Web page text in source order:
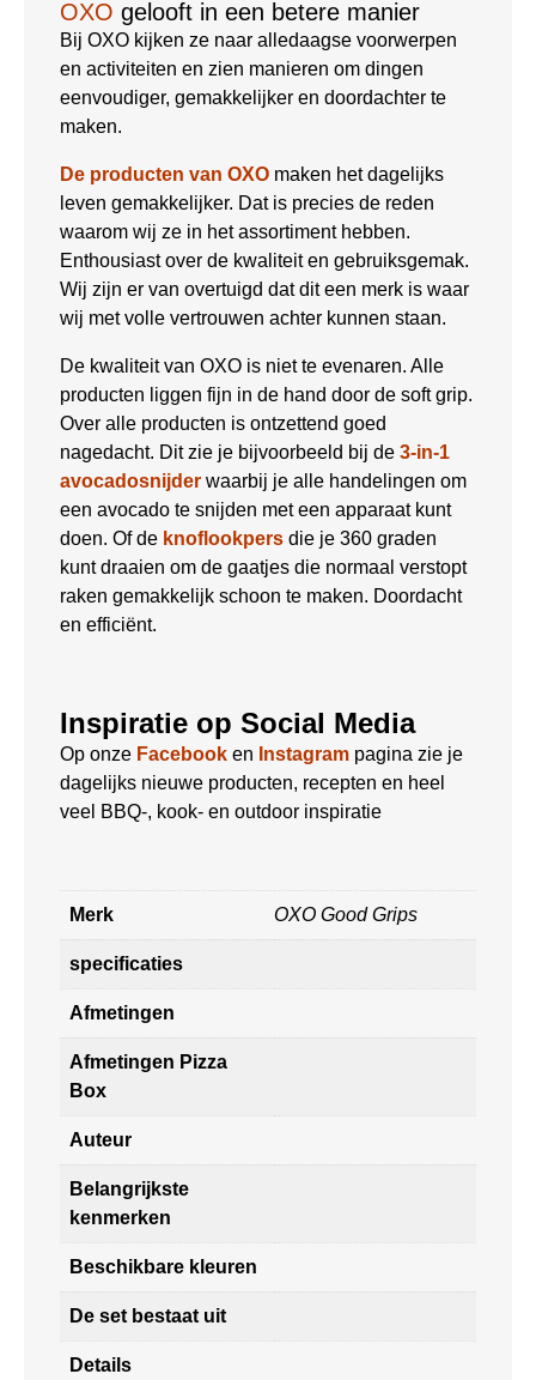
OXO gelooft in een betere manier
Bij OXO kijken ze naar alledaagse voorwerpen
en activiteiten en zien manieren om dingen
eenvoudiger, gemakkelijker en doordachter te
maken.
De producten van OXO maken het dagelijks
leven gemakkelijker. Dat is precies de reden
waarom wij ze in het assortiment hebben.
Enthousiast over de kwaliteit en gebruiksgemak.
Wij zijn er van overtuigd dat dit een merk is waar
wij met volle vertrouwen achter kunnen staan.
De kwaliteit van OXO is niet te evenaren. Alle
producten liggen fijn in de hand door de soft grip.
Over alle producten is ontzettend goed
nagedacht. Dit zie je bijvoorbeeld bij de 3-in-1
avocadosnijder waarbij je alle handelingen om
een avocado te snijden met een apparaat kunt
doen. Of de knoflookpers die je 360 graden
kunt draaien om de gaatjes die normaal verstopt
raken gemakkelijk schoon te maken. Doordacht
en efficiënt.
Inspiratie op Social Media
Op onze Facebook en Instagram pagina zie je
dagelijks nieuwe producten, recepten en heel
veel BBQ-, kook- en outdoor inspiratie
Merk OXO Good Grips
specificaties
Afmetingen
Afmetingen Pizza
Box
Auteur
Belangrijkste
kenmerken
Beschikbare kleuren
De set bestaat uit
Details